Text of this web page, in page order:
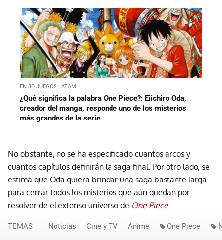
EN 3D JUEGOS LATAM
¿Qué significa la palabra One Piece?: Eiichiro Oda,
creador del manga, responde uno de los misterios
más grandes de la serie
No obstante, no se ha especificado cuantos arcos y
cuantos capítulos definirán la saga final. Por otro lado, se
estima que Oda quiera brindar una saga bastante larga
para cerrar todos los misterios que aún quedan por
resolver de el extenso universo de One Piece.
TEMAS Noticias Cine y TV Anime One Piece